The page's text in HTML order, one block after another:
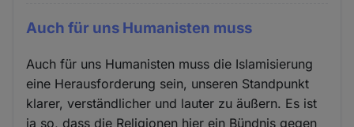
Auch für uns Humanisten muss
Auch für uns Humanisten muss die Islamisierung
eine Herausforderung sein, unseren Standpunkt
klarer, verständlicher und lauter zu äußern. Es ist
ja so, dass die Religionen hier ein Bündnis gegen